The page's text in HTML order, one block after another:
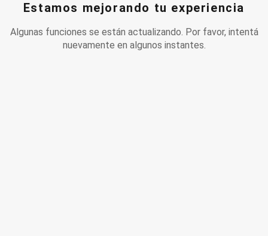
Estamos mejorando tu experiencia
Algunas funciones se están actualizando. Por favor, intentá
nuevamente en algunos instantes.